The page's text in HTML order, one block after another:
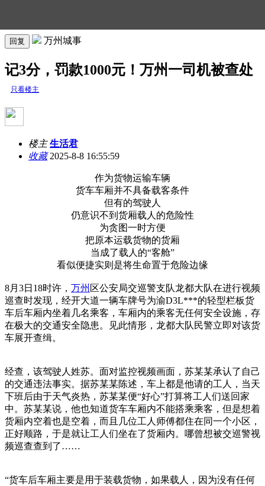
回复 万州城事
记3分，罚款1000元！万州一司机被查处
只看楼主
楼主 生活君
收藏2025-8-8 16:55:59
作为货物运输车辆
货车车厢并不具备载客条件
但有的驾驶人
仍意识不到货厢载人的危险性
为贪图一时方便
把原本运载货物的货厢
当成了载人的“客舱”
看似便捷实则是将生命置于危险边缘
8月3日18时许， 万州 区公安局交巡警支队龙都大队在进行视频
巡查时发现，经开大道一辆车牌号为渝D3L***的轻型栏板货
车后车厢内坐着几名乘客，车厢内的乘客无任何安全设施，存
在极大的交通安全隐患。见此情形，龙都大队民警立即对该货
车展开查缉。
经查，该驾驶人姓苏。面对监控视频画面，苏某某承认了自己
的交通违法事实。据苏某某陈述，车上都是他请的工人，当天
下班后由于天气炎热，苏某某便“好心”打算将工人们送回家
中。苏某某说，他也知道货车车厢内不能搭乘乘客，但是想着
货厢内空着也是空着，而且几位工人师傅都住在同一个小区，
正好顺路，于是就让工人们坐在了货厢内。哪曾想被交巡警视
频巡查查到了……
“货车后车厢主要是用于装载货物，如果载人，因为没有任何